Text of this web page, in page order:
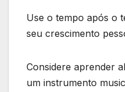
Use o tempo após o
seu crescimento
Considere aprender
um instrumento